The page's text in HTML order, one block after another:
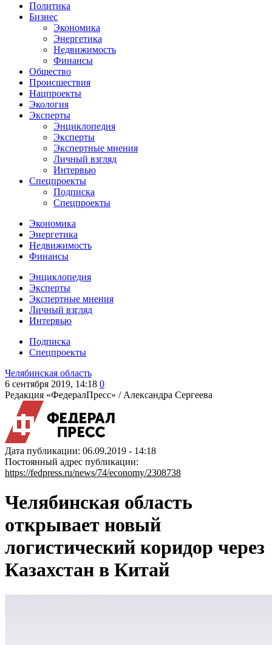
Политика
Бизнес
Экономика
Энергетика
Недвижимость
Финансы
Общество
Происшествия
Нацпроекты
Экология
Эксперты
Энциклопедия
Эксперты
Экспертные мнения
Личный взгляд
Интервью
Спецпроекты
Подписка
Спецпроекты
Экономика
Энергетика
Недвижимость
Финансы
Энциклопедия
Эксперты
Экспертные мнения
Личный взгляд
Интервью
Подписка
Спецпроекты
Челябинская область
6 сентября 2019, 14:18 0
Редакция «ФедералПресс» / Александра Сергеева
Дата публикации: 06.09.2019 - 14:18
Постоянный адрес публикации:
https://fedpress.ru/news/74/economy/2308738
Челябинская область
открывает новый
логистический коридор через
Казахстан в Китай